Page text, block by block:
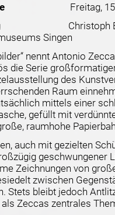
Freitag,
Christoph
Singen
nennt Antonio
die Serie
des
Raum
mittels einer
gefüllt mit
raumhohe
auch mit gezielten
geschwungener
Zeichnungen von
zwischen
Stets bleibt jedoch
Zeccas zentrales